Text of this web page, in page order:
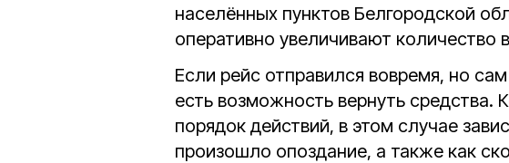
населённых пунктов Белгородской
оперативно увеличивают количество
Если рейс отправился вовремя, но
есть возможность вернуть средства.
порядок действий, в этом случае
произошло опоздание, а также как